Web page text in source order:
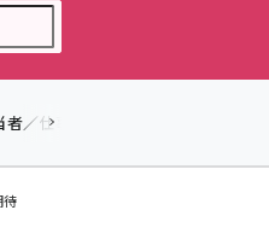
／仕事
待